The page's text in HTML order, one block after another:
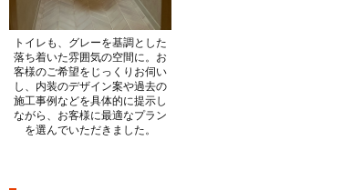
トイレも、グレーを基調とした
落ち着いた雰囲気の空間に。お
客様のご希望をじっくりお伺い
し、内装のデザイン案や過去の
施工事例などを具体的に提示し
ながら、お客様に最適なプラン
を選んでいただきました。